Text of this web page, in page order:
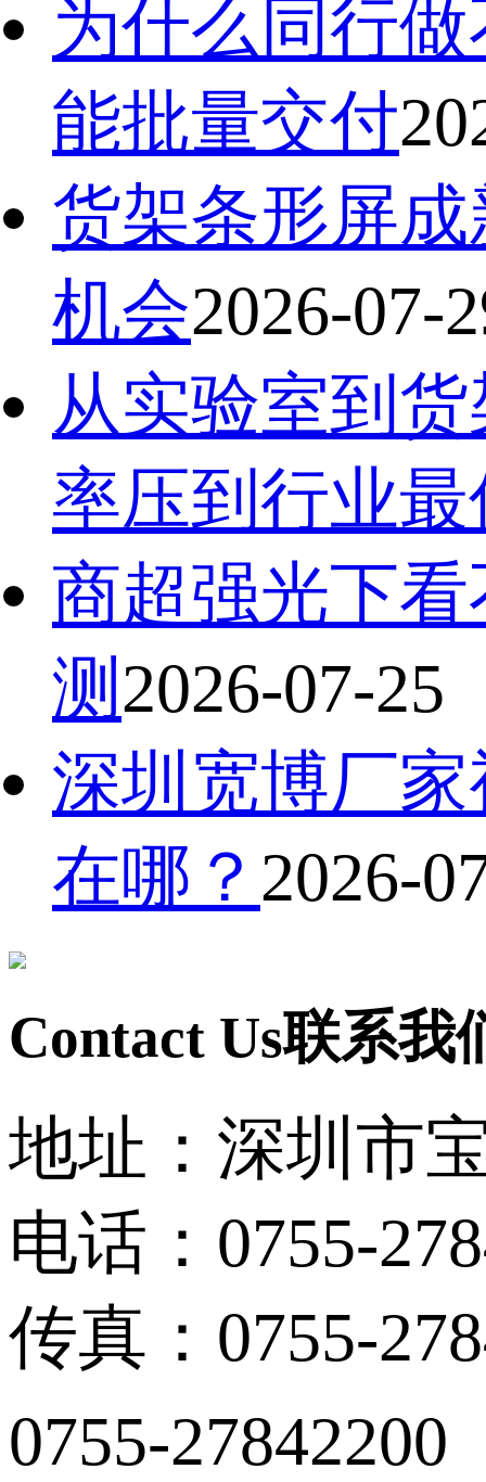
为什么同行
能批量交付
货架条形屏
机会2026-07-
从实验室到
率压到行业最
商超强光下
测2026-07-25
深圳宽博厂
在哪？ 2026-
Contact Us联系我
地址：深圳市
电话：0755-
传真：0755-
0755-27842200